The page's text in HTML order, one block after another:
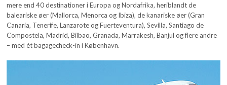
mere end 40 destinationer i Europa og Nordafrika, heriblandt de
baleariske øer (Mallorca, Menorca og Ibiza), de kanariske øer (Gran
Canaria, Tenerife, Lanzarote og Fuerteventura), Sevilla, Santiago de
Compostela, Madrid, Bilbao, Granada, Marrakesh, Banjul og flere andre
– med ét bagagecheck-in i København.